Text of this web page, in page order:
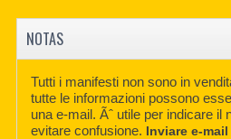
NOTAS
Tutti i manifesti non sono in
tutte le informazioni possono
una e-mail. Ãˆ utile per indicare il
evitare confusione. Inviare e-mail